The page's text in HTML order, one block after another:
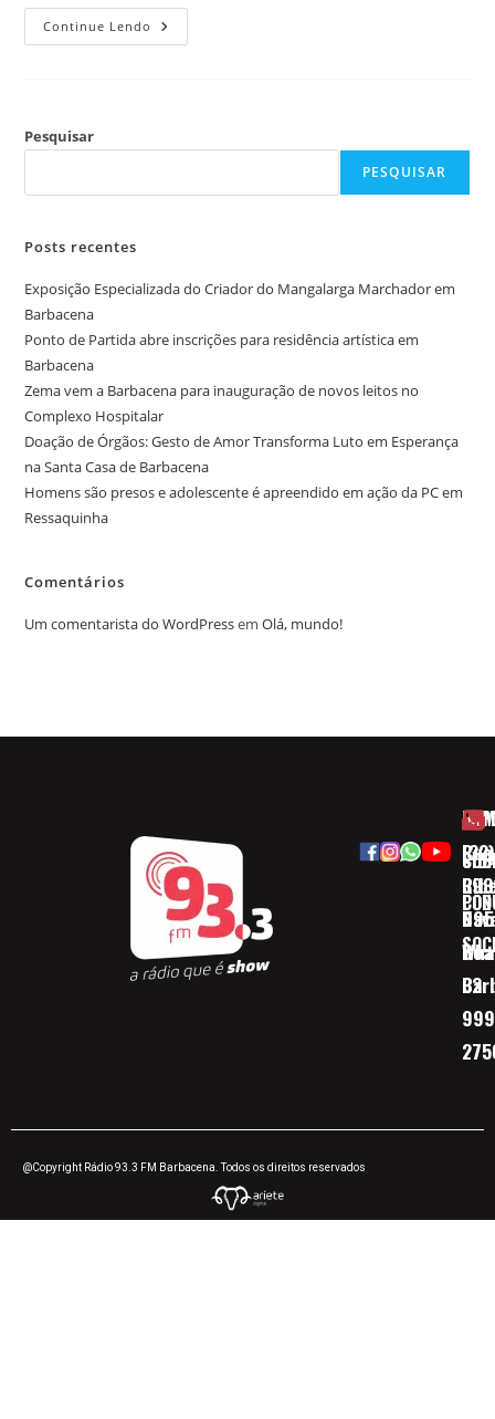
Continue Lendo
Pesquisar
PESQUISAR
Posts recentes
Exposição Especializada do Criador do Mangalarga Marchador em
Barbacena
Ponto de Partida abre inscrições para residência artística em
Barbacena
Zema vem a Barbacena para inauguração de novos leitos no
Complexo Hospitalar
Doação de Órgãos: Gesto de Amor Transforma Luto em Esperança
na Santa Casa de Barbacena
Homens são presos e adolescente é apreendido em ação da PC em
Ressaquinha
Comentários
Um comentarista do WordPressemOlá, mundo!
(32)
32
@Copyright Rádio 93.3 FM Barbacena. Todos os direitos reservados